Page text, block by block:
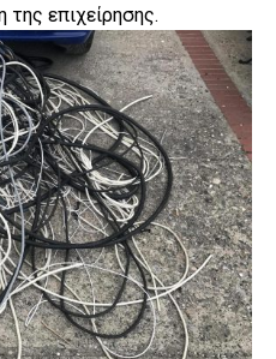
της επιχείρησης.